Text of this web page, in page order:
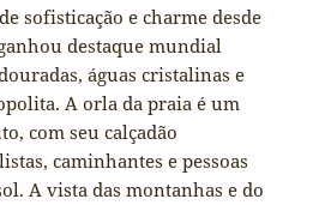
sofisticação e charme desde
destaque mundial
águas cristalinas e
A orla da praia é um
com seu calçadão
caminhantes e pessoas
A vista das montanhas e do